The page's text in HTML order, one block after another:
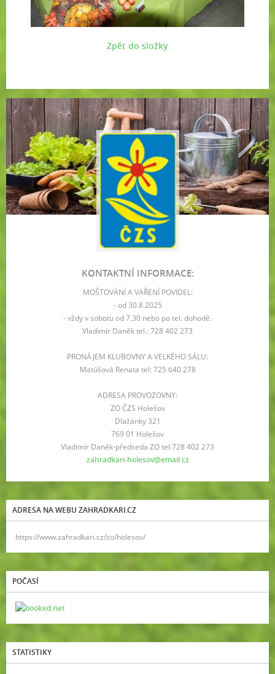
Zpět do složky
KONTAKTNÍ INFORMACE:
MOŠTOVÁNÍ A VAŘENÍ POVIDEL:
- od 30.8.2025
- vždy v sobotu od 7.30 nebo po tel. dohodě.
Vladimír Daněk tel.: 728 402 273
PRONÁJEM KLUBOVNY A VELKÉHO SÁLU:
Matúšová Renata tel: 725 640 278
ADRESA PROVOZOVNY:
ZO ČZS Holešov
Dlažánky 321
769 01 Holešov
Vladimír Daněk-předseda ZO tel:728 402 273
zahradkari-holesov@email.cz
ADRESA NA WEBU ZAHRADKARI.CZ
https://www.zahradkari.cz/zo/holesov/
POČASÍ
STATISTIKY